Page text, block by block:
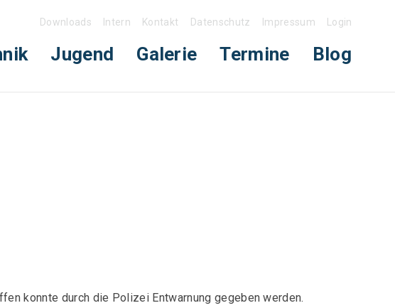
Downloads Intern Kontakt Datenschutz Impressum Login
Jugend Galerie Termine Blog
konnte durch die Polizei Entwarnung gegeben werden.